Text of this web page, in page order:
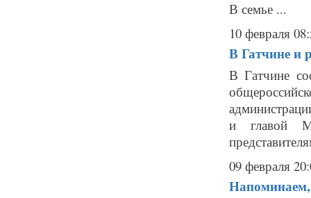
В семье ...
10 февраля
В Гатчине и
В Гатчине
и главой
09 февраля
Напоминаем,